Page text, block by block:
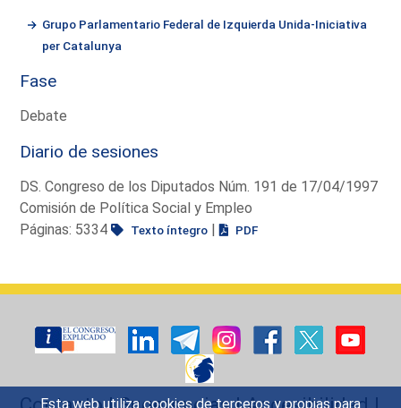
Esta web utiliza cookies de terceros y propias para
Grupo Parlamentario Federal de Izquierda Unida-Iniciativa
per Catalunya
Fase
Debate
Diario de sesiones
DS. Congreso de los Diputados Núm. 191 de 17/04/1997
Comisión de Política Social y Empleo
Páginas: 5334
Texto íntegro | PDF